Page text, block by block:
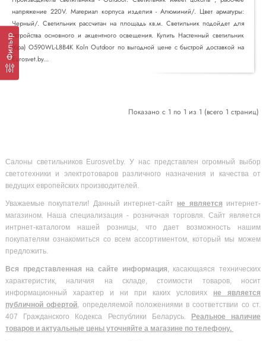
Фильтр
напряжение 220V. Материал корпуса изделия - Алюминий/. Цвет арматуры:
Черный/. Светильник рассчитан на площадь кв.м. Светильник подойдет для
устройства основного и акцентного освещения. Купить Настенный светильник
(бра) O590WL-L8B4K Koln Outdoor по выгодной цене с быстрой доставкой на
Eurosvet.by...
Показано с 1 по 1 из 1 (всего 1 страниц)
Салоны светильников Eurosvet.by. У нас представлен огромный выбор
светотехники и электротоваров различного назначения и качества от
ведущих европейских производителей.
Уважаемые покупатели! Данный интернет-сайт не является интернет-
магазином. Наша специализация - розничная торговля. Сайт является
интрнет-каталогом нашей розницы, что дает возможность нашим
покупателям ознакомиться со всем ассортиментом, который мы можем
предложить.
Вся представленная на сайте информация, касающаяся технических
характеристик, наличия на складе, стоимости товаров, носит
информационный характер и ни при каких условиях не является
публичной офертой, определяемой положениями в соответствии со ст.
407 Гражданского Кодекса Республики Беларусь. Реальное наличие
товаров и актуальные цены уточняйте а магазине по телефону.